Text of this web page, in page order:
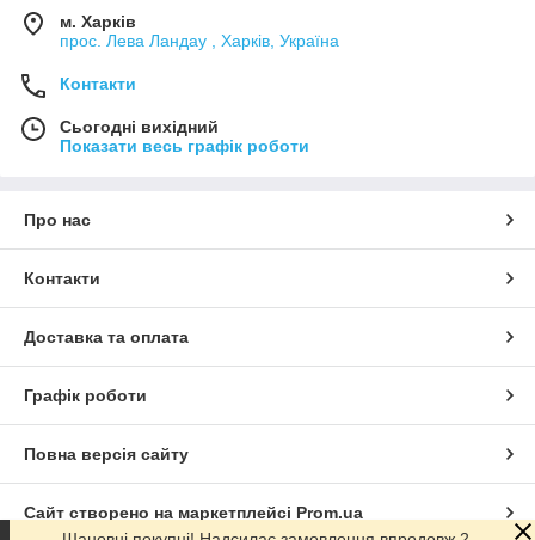
м. Харків
прос. Лева Ландау , Харків, Україна
Контакти
Сьогодні вихідний
Показати весь графік роботи
Про нас
Контакти
Доставка та оплата
Графік роботи
Повна версія сайту
Сайт створено на маркетплейсі Prom.ua